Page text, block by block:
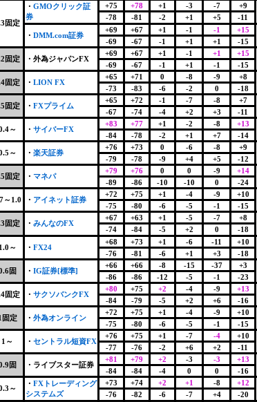
固定
・ GMOクリック証
券
+75 +78 +1 -3 -7 +9
-78 -81 -2 +1 +5 -11
・ DMM.com証券
+69 +67 +1 -1 -1 +15
-69 -67 -1 +1 +1 -15
固定 ・ 外為ジャパンFX
+69 +67 +1 -1 +1 +15
-69 -67 -1 +1 -1 -15
固定 ・ LION FX
+65 +71 0 -8 -9 +8
-73 -83 -6 -2 0 -18
固定 ・ FXプライム
+65 +72 -1 -7 -8 +7
-67 -74 -4 +2 +3 -11
～ ・ サイバーFX
+83 +77 +1 -2 -8 +13
-84 -78 -2 +1 +7 -14
～ ・ 楽天証券
+76 +73 0 -6 -8 +9
-79 -78 -9 +4 +5 -12
固定 ・ マネパ
+79 +76 0 0 -9 +14
-89 -86 -10 -10 0 -24
～1.0 ・ アイネット証券
+72 +75 +1 -4 -9 +10
-75 -80 -6 -5 -1 -15
固定 ・ みんなのFX
+67 +63 +1 -5 -7 +8
-74 -84 -5 +2 0 -18
1.0～ ・ FX24
+68 +73 +1 -6 -11 +10
-76 -81 -6 +1 +3 -18
固 ・ IG証券[標準]
+66 +66 -8 -15 -37 +3
-86 -86 -12 -5 -1 -23
固定 ・ サクソバンクFX
+80 +75 +2 -4 -9 +13
-84 -79 -5 +2 +6 -16
固定 ・ 外為オンライン
+72 +75 +1 -4 -9 +10
-75 -80 -6 -5 -1 -15
1～ ・ セントラル短資FX
+76 +75 +1 -7 -4 +10
-77 -76 -2 +6 +2 -11
固 ・ライブスター証券
+81 +79 +2 -3 -3 +13
-84 -84 -4 0 0 -16
～
・ FXトレーディング
システムズ
+73 +74 +2 +1 -8 +12
-76 -82 -6 -7 +4 -20